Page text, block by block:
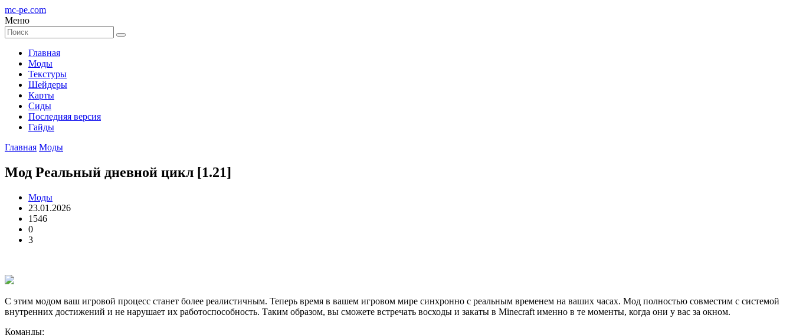
mc-pe.com
Меню
Главная
Моды
Текстуры
Шейдеры
Карты
Сиды
Последняя версия
Гайды
Главная Моды
Мод Реальный дневной цикл [1.21]
Моды
23.01.2026
1546
0
3
С этим модом ваш игровой процесс станет более реалистичным. Теперь время в вашем игровом мире синхронно с реальным временем на ваших часах. Мод полностью совместим с системой
внутренних достижений и не нарушает их работоспособность. Таким образом, вы сможете встречать восходы и закаты в Minecraft именно в те моменты, когда они у вас за окном.
Команды: